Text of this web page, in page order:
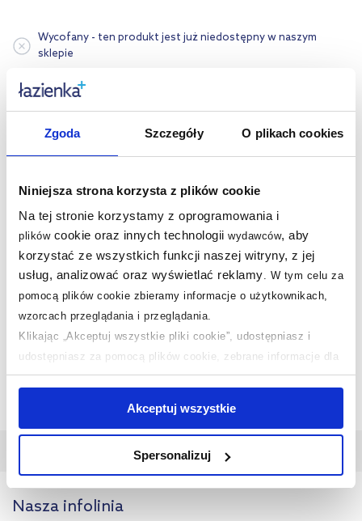
Zgoda Szczegóły O plikach cookies
Niniejsza strona korzysta z plików cookie
Na tej stronie korzystamy z oprogramowania i
plikówcookie oraz innych technologii wydawców, aby
korzystać ze wszystkich funkcji naszej witryny, z jej
usług, analizować oraz wyświetlać reklamy. W tym celu za
pomocą plików cookie zbieramy informacje o użytkownikach,
wzorcach przeglądania i przeglądania.
Klikając „Akceptuj wszystkie pliki cookie”, udostępniasz i
udostępniasz za pomocą plików cookie, zebrane informacje dla
użytkowników zewnętrznych, a także nasi partnerzy reklamowi.
jednak, że zablokowane niektóre pliki cookie mogą mieć wpływ
na sposób dostarczania treści niedostosowanych do potrzeb
Aby uzyskać więcej informacji na temat plików plików cookie,
Akceptuj wszystkie
Spersonalizuj
Wycofany - ten produkt jest już niedostępny w naszym
sklepie
Nasze nagrody WSZYSTKIE
Sklep z wyposażeniem łazieneknr 1 w Polsce!
w 1986 miastach!
Nasza infolinia